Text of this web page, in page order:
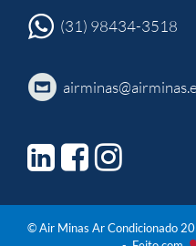
(31) 98434-3518
© Air Minas Ar Condicionado